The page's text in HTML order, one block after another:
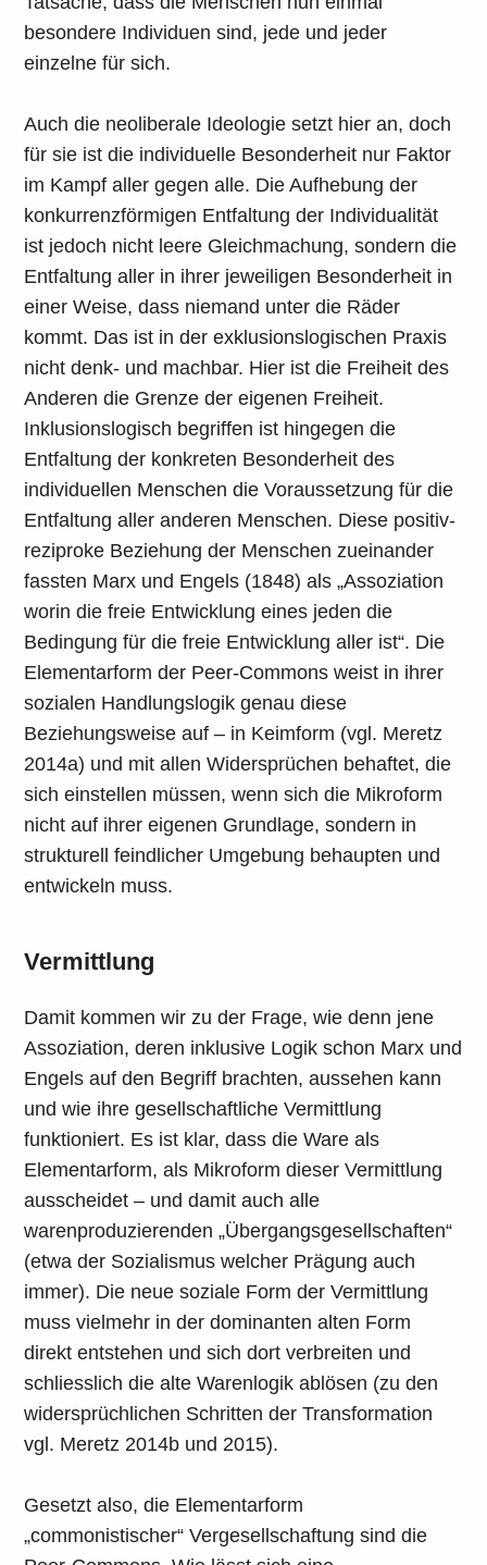
besondere Individuen sind, jede und jeder
einzelne für sich.
Auch die neoliberale Ideologie setzt hier an, doch
für sie ist die individuelle Besonderheit nur Faktor
im Kampf aller gegen alle. Die Aufhebung der
konkurrenzförmigen Entfaltung der Individualität
ist jedoch nicht leere Gleichmachung, sondern die
Entfaltung aller in ihrer jeweiligen Besonderheit in
einer Weise, dass niemand unter die Räder
kommt. Das ist in der exklusionslogischen Praxis
nicht denk- und machbar. Hier ist die Freiheit des
Anderen die Grenze der eigenen Freiheit.
Inklusionslogisch begriffen ist hingegen die
Entfaltung der konkreten Besonderheit des
individuellen Menschen die Voraussetzung für die
Entfaltung aller anderen Menschen. Diese positiv-
reziproke Beziehung der Menschen zueinander
fassten Marx und Engels (1848) als „Assoziation
worin die freie Entwicklung eines jeden die
Bedingung für die freie Entwicklung aller ist“. Die
Elementarform der Peer-Commons weist in ihrer
sozialen Handlungslogik genau diese
Beziehungsweise auf – in Keimform (vgl. Meretz
2014a) und mit allen Widersprüchen behaftet, die
sich einstellen müssen, wenn sich die Mikroform
nicht auf ihrer eigenen Grundlage, sondern in
strukturell feindlicher Umgebung behaupten und
entwickeln muss.
Vermittlung
Damit kommen wir zu der Frage, wie denn jene
Assoziation, deren inklusive Logik schon Marx und
Engels auf den Begriff brachten, aussehen kann
und wie ihre gesellschaftliche Vermittlung
funktioniert. Es ist klar, dass die Ware als
Elementarform, als Mikroform dieser Vermittlung
ausscheidet – und damit auch alle
warenproduzierenden „Übergangsgesellschaften“
(etwa der Sozialismus welcher Prägung auch
immer). Die neue soziale Form der Vermittlung
muss vielmehr in der dominanten alten Form
direkt entstehen und sich dort verbreiten und
schliesslich die alte Warenlogik ablösen (zu den
widersprüchlichen Schritten der Transformation
vgl. Meretz 2014b und 2015).
Gesetzt also, die Elementarform
„commonistischer“ Vergesellschaftung sind die